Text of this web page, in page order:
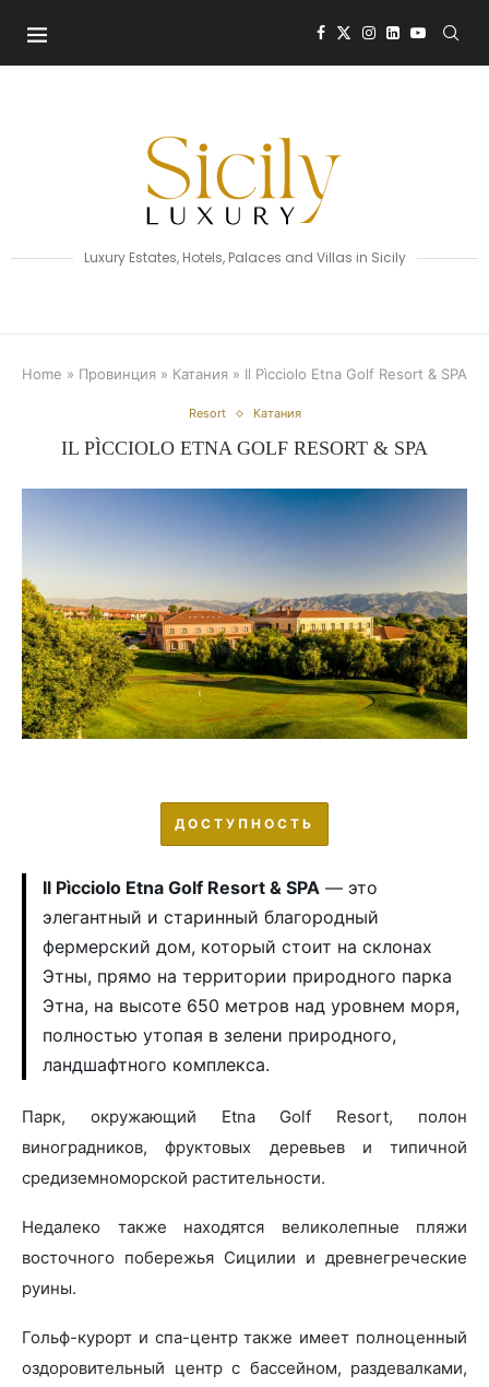
Luxury Estates, Hotels, Palaces and Villas in Sicily
Home » Провинция » Катания » Il Pìcciolo Etna Golf Resort & SPA
Resort Катания
IL PÌCCIOLO ETNA GOLF RESORT & SPA
ДОСТУПНОСТЬ
Il Pìcciolo Etna Golf Resort & SPA — это
элегантный и старинный благородный
фермерский дом, который стоит на склонах
Этны, прямо на территории природного парка
Этна, на высоте 650 метров над уровнем моря,
полностью утопая в зелени природного,
ландшафтного комплекса.
Парк, окружающий Etna Golf Resort, полон
виноградников, фруктовых деревьев и типичной
средиземноморской растительности.
Недалеко также находятся великолепные пляжи
восточного побережья Сицилии и древнегреческие
руины.
Гольф-курорт и спа-центр также имеет полноценный
оздоровительный центр с бассейном, раздевалками,